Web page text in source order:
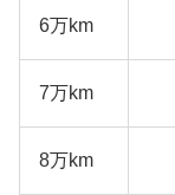
6万km
7万km
8万km